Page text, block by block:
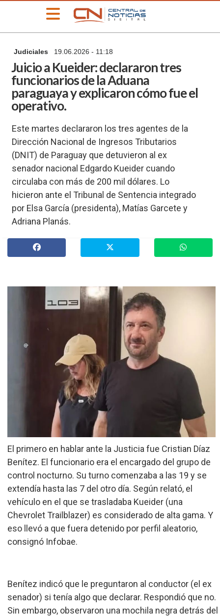
PORTADA
»
Deportes
Educación
Información
General
Locales
Nacionales
Policiales
Provinciales
Cultura
Economía
Internacionales
Judiciales 19.06.2026 - 11:18
Juicio a Kueider: declararon tres
funcionarios de la Aduana
paraguaya y explicaron cómo fue el
operativo.
Este martes declararon los tres agentes de la
Dirección Nacional de Ingresos Tributarios
(DNIT) de Paraguay que detuvieron al ex
senador nacional Edgardo Kueider cuando
circulaba con más de 200 mil dólares. Lo
hicieron ante el Tribunal de Sentencia integrado
por Elsa García (presidenta), Matías Garcete y
Adriana Planás.
El primero en hablar ante la Justicia fue Cristian Díaz
Benítez. El funcionario era el encargado del grupo de
control nocturno. Su turno comenzaba a las 19 y se
extendía hasta las 7 del otro día. Según relató, el
vehículo en el que se trasladaba Kueider (una
Chevrolet Trailblazer) es considerado de alta gama. Y
eso llevó a que fuera detenido por perfil aleatorio,
consignó Infobae.
Benítez indicó que le preguntaron al conductor (el ex
senador) si tenía algo que declarar. Respondió que no.
Sin embargo, observaron una mochila negra detrás del